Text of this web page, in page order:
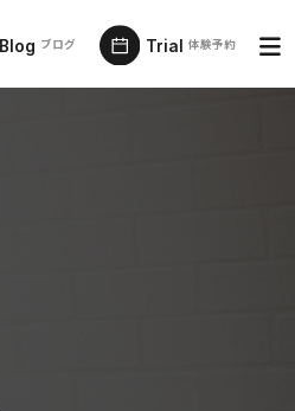
Blog ブログ Trial 体験予約